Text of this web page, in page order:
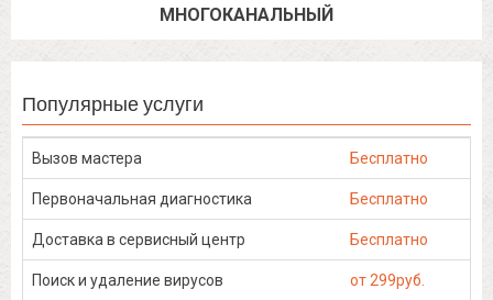
МНОГОКАНАЛЬНЫЙ
Популярные услуги
Вызов мастера Бесплатно
Первоначальная диагностика Бесплатно
Доставка в сервисный центр Бесплатно
Поиск и удаление вирусов от 299руб.